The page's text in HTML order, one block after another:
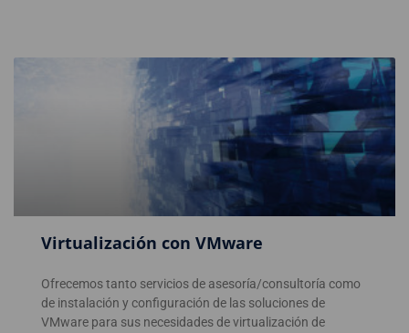
Virtualización con VMware
Ofrecemos tanto servicios de asesoría/consultoría como
de instalación y configuración de las soluciones de
VMware para sus necesidades de virtualización de